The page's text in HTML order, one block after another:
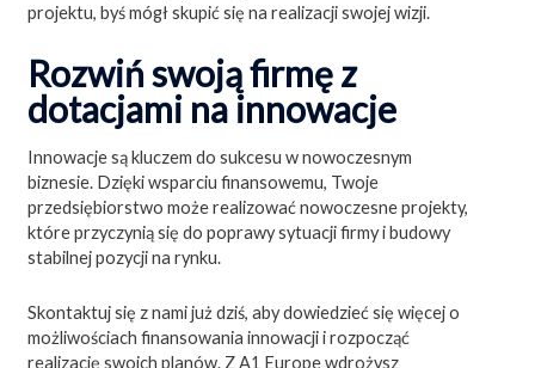
projektu, byś mógł skupić się na realizacji swojej wizji.
Rozwiń swoją firmę z
dotacjami na innowacje
Innowacje są kluczem do sukcesu w nowoczesnym
biznesie. Dzięki wsparciu finansowemu, Twoje
przedsiębiorstwo może realizować nowoczesne projekty,
które przyczynią się do poprawy sytuacji firmy i budowy
stabilnej pozycji na rynku.
Skontaktuj się z nami już dziś, aby dowiedzieć się więcej o
możliwościach finansowania innowacji i rozpocząć
realizację swoich planów. Z A1 Europe wdrożysz